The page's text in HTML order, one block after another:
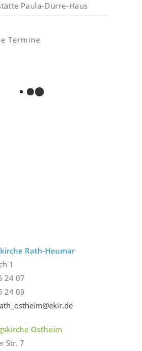
Paula-Dürre-Haus
Termine
Rath-Heumar
1
24 07
24 09
Ostheim
Str. 7